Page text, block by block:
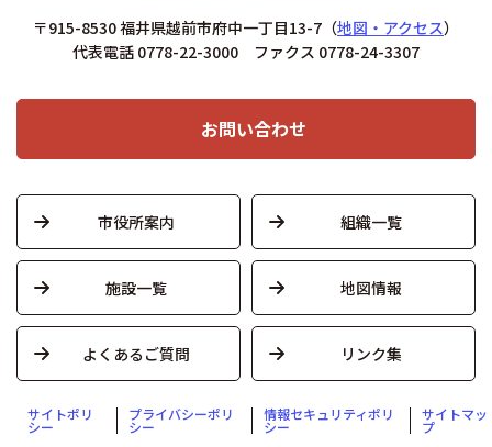
〒915-8530 福井県越前市府中一丁目13-7 （地図・アクセス）
代表電話 0778-22-3000 ファクス 0778-24-3307
お問い合わせ
市役所案内 組織一覧
施設一覧 地図情報
よくあるご質問 リンク集
サイトポリ
シー
プライバシーポリ
シー
情報セキュリティポリ
シー
サイトマッ
プ